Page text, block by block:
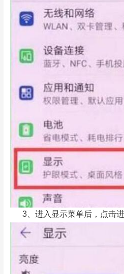
3、进入显示菜单后，点击进